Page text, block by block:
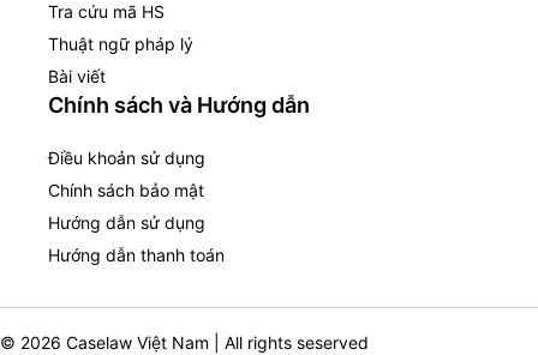
Tra cứu mã HS
Thuật ngữ pháp lý
Bài viết
Chính sách và Hướng dẫn
Điều khoản sử dụng
Chính sách bảo mật
Hướng dẫn sử dụng
Hướng dẫn thanh toán
© 2026 Caselaw Việt Nam | All rights seserved